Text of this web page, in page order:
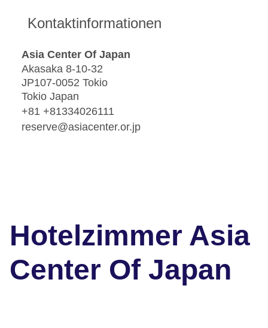
Kontaktinformationen
Asia Center Of Japan
Akasaka 8-10-32
JP107-0052 Tokio
Tokio Japan
+81 +81334026111
reserve@asiacenter.or.jp
Hotelzimmer Asia
Center Of Japan